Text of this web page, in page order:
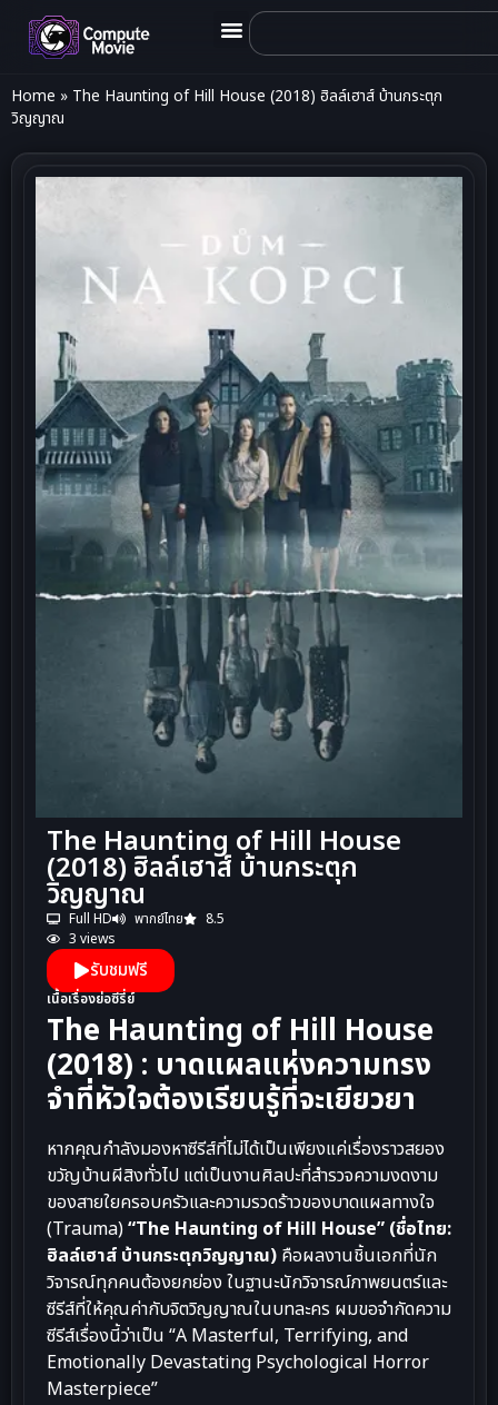
Home » The Haunting of Hill House (2018) ฮิลล์เฮาส์ บ้านกระตุก
วิญญาณ
The Haunting of Hill House
(2018) ฮิลล์เฮาส์ บ้านกระตุก
วิญญาณ
Full HD พากย์ไทย
8.5
3 views
รับชมฟรี
เนื้อเรื่องย่อซีรี่ย์
The Haunting of Hill House
(2018) : บาดแผลแห่งความทรง
จำที่หัวใจต้องเรียนรู้ที่จะเยียวยา
หากคุณกำลังมองหาซีรีส์ที่ไม่ได้เป็นเพียงแค่เรื่องราวสยอง
ขวัญบ้านผีสิงทั่วไป แต่เป็นงานศิลปะที่สำรวจความงดงาม
ของสายใยครอบครัวและความรวดร้าวของบาดแผลทางใจ
(Trauma)“The Haunting of Hill House” (ชื่อไทย:
ฮิลล์เฮาส์ บ้านกระตุกวิญญาณ) คือผลงานชิ้นเอกที่นัก
วิจารณ์ทุกคนต้องยกย่อง ในฐานะนักวิจารณ์ภาพยนตร์และ
ซีรีส์ที่ให้คุณค่ากับจิตวิญญาณในบทละคร ผมขอจำกัดความ
ซีรีส์เรื่องนี้ว่าเป็น “A Masterful, Terrifying, and
Emotionally Devastating Psychological Horror
Masterpiece”